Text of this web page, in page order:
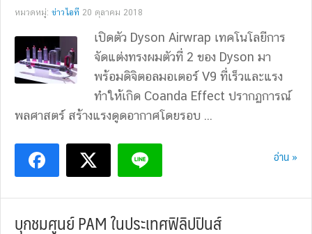
หมวดหมู่: ข่าวไอที 20 ตุลาคม 2018
เปิดตัว Dyson Airwrap เทคโนโลยีการ
จัดแต่งทรงผมตัวที่ 2 ของ Dyson มา
พร้อมดิจิตอลมอเตอร์ V9 ที่เร็วและแรง
ทำให้เกิด Coanda Effect ปรากฏการณ์
พลศาสตร์ สร้างแรงดูดอากาศโดยรอบ ...
อ่าน »
บุกชมศูนย์ PAM ในประเทศฟิลิปปินส์